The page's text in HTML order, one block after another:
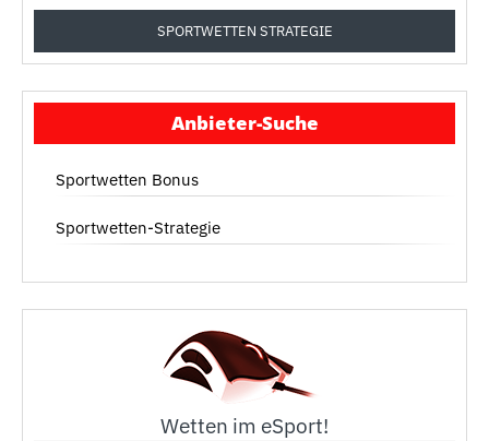
SPORTWETTEN STRATEGIE
Anbieter-Suche
Sportwetten Bonus
Sportwetten-Strategie
Wetten im eSport!